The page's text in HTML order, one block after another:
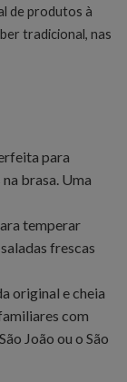
de produtos à
tradicional, nas
para
brasa. Uma
temperar
frescas
original e cheia
com
João ou o São